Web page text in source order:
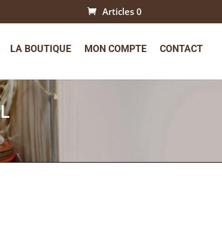
Articles 0
LA BOUTIQUE MON COMPTE CONTACT